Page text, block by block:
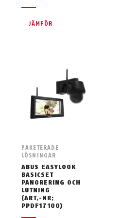
JÄMFÖR
PAKETERADE
LÖSNINGAR
ABUS EASYLOOK
BASICSET
PANORERING OCH
LUTNING
(ART.-NR:
PPDF17100)